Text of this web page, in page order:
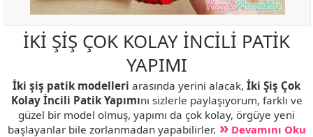
İKİ ŞİŞ ÇOK KOLAY İNCİLİ PATİK
YAPIMI
İki şiş patik modelleri arasında yerini alacak, İki Şiş Çok
Kolay İncili Patik Yapımını sizlerle paylaşıyorum, farklı ve
güzel bir model olmuş, yapımı da çok kolay, örgüye yeni
başlayanlar bile zorlanmadan yapabilirler.
Devamını Oku